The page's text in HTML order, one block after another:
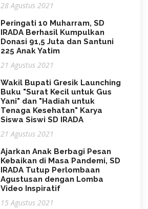
28 Agustus 2021
Peringati 10 Muharram, SD
IRADA Berhasil Kumpulkan
Donasi 91,5 Juta dan Santuni
225 Anak Yatim
21 Agustus 2021
Wakil Bupati Gresik Launching
Buku "Surat Kecil untuk Gus
Yani" dan "Hadiah untuk
Tenaga Kesehatan" Karya
Siswa Siswi SD IRADA
21 Agustus 2021
Ajarkan Anak Berbagi Pesan
Kebaikan di Masa Pandemi, SD
IRADA Tutup Perlombaan
Agustusan dengan Lomba
Video Inspiratif
15 Agustus 2021